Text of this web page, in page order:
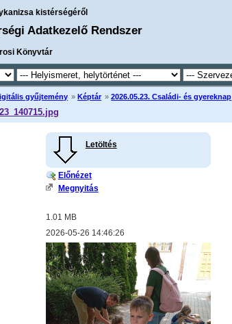
kistérségéről
Adatkezelő Rendszer
Könyvtár
gyűjtemény » Képtár »2026.05.23. Családi- és gyereknap
Letöltés
Előnézet
Megnyitás
1.01 MB
2026-05-26 14:46:26